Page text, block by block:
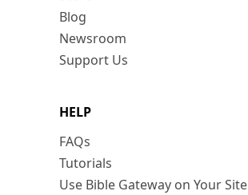
Blog
Newsroom
Support Us
HELP
FAQs
Tutorials
Use Bible Gateway on Your Site